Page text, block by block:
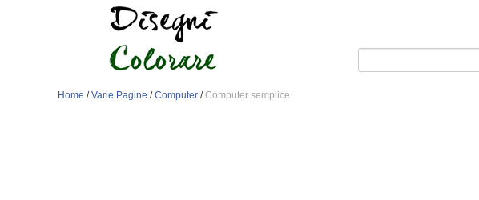
Home /Varie Pagine /Computer /Computer semplice